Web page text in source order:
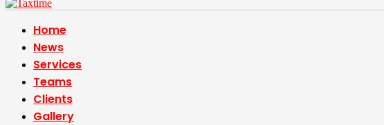
Home
News
Services
Teams
Clients
Gallery